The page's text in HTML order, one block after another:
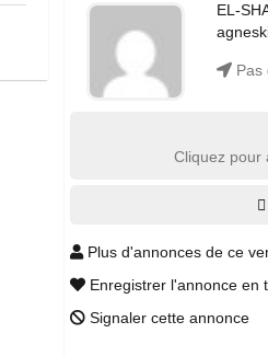
EL-
Pas
Cliquez pour
Plus d'annonces de ce
Enregistrer l'annonce en
Signaler cette annonce